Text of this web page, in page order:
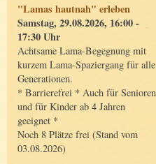
"Lamas hautnah" erleben
Samstag, 29.08.2026, 16:00 -
17:30 Uhr
Achtsame Lama-Begegnung mit
kurzem Lama-Spaziergang für alle
Generationen.
* Barrierefrei * Auch für Senioren
und für Kinder ab 4 Jahren
geeignet *
Noch 8 Plätze frei (Stand vom
03.08.2026)